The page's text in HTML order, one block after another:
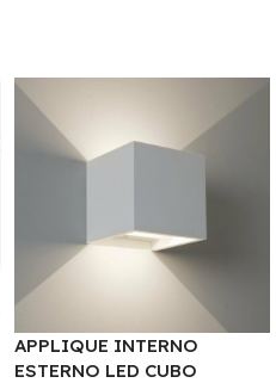
APPLIQUE INTERNO
ESTERNO LED CUBO